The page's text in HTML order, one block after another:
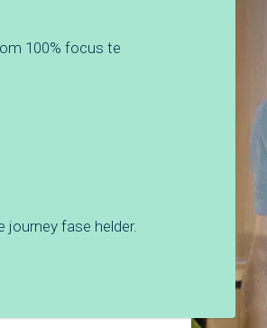
100% focus te
journey fase helder.